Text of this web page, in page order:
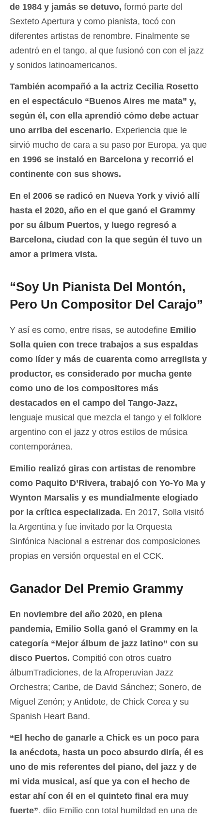
de 1984 y jamás se detuvo, formó parte del
Sexteto Apertura y como pianista, tocó con
diferentes artistas de renombre. Finalmente se
adentró en el tango, al que fusionó con con el jazz
y sonidos latinoamericanos.
También acompañó a la actriz Cecilia Rosetto
en el espectáculo “Buenos Aires me mata” y,
según él, con ella aprendió cómo debe actuar
uno arriba del escenario. Experiencia que le
sirvió mucho de cara a su paso por Europa, ya que
en 1996 se instaló en Barcelona y recorrió el
continente con sus shows.
En el 2006 se radicó en Nueva York y vivió allí
hasta el 2020, año en el que ganó el Grammy
por su álbum Puertos, y luego regresó a
Barcelona, ciudad con la que según él tuvo un
amor a primera vista.
“Soy Un Pianista Del Montón,
Pero Un Compositor Del Carajo”
Y así es como, entre risas, se autodefine Emilio
Solla quien con trece trabajos a sus espaldas
como líder y más de cuarenta como arreglista y
productor, es considerado por mucha gente
como uno de los compositores más
destacados en el campo del Tango-Jazz,
lenguaje musical que mezcla el tango y el folklore
argentino con el jazz y otros estilos de música
contemporánea.
Emilio realizó giras con artistas de renombre
como Paquito D’Rivera, trabajó con Yo-Yo Ma y
Wynton Marsalis y es mundialmente elogiado
por la crítica especializada. En 2017, Solla visitó
la Argentina y fue invitado por la Orquesta
Sinfónica Nacional a estrenar dos composiciones
propias en versión orquestal en el CCK.
Ganador Del Premio Grammy
En noviembre del año 2020, en plena
pandemia, Emilio Solla ganó el Grammy en la
categoría “Mejor álbum de jazz latino” con su
disco Puertos. Compitió con otros cuatro
álbumTradiciones, de la Afroperuvian Jazz
Orchestra; Caribe, de David Sánchez; Sonero, de
Miguel Zenón; y Antidote, de Chick Corea y su
Spanish Heart Band.
“El hecho de ganarle a Chick es un poco para
la anécdota, hasta un poco absurdo diría, él es
uno de mis referentes del piano, del jazz y de
mi vida musical, así que ya con el hecho de
estar ahí con él en el quinteto final era muy
fuerte”, dijo Emilio con total humildad en una de